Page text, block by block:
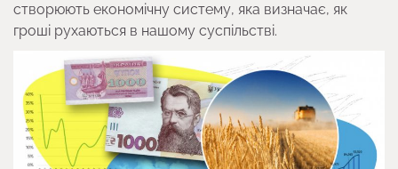
створюють економічну систему, яка визначає, як
гроші рухаються в нашому суспільстві.